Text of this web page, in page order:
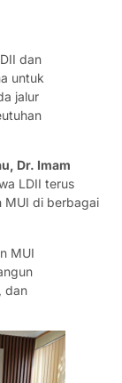
dan
untuk
jalur
Dr. Imam
LDII terus
MUI di berbagai
MUI
dan